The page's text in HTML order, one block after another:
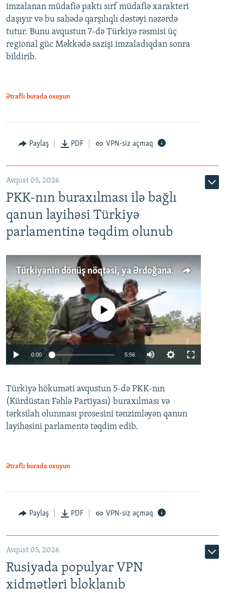
imzalanan müdafiə paktı sırf müdafiə xarakteri
daşıyır və bu sahədə qarşılıqlı dəstəyi nəzərdə
tutur. Bunu avqustun 7-də Türkiyə rəsmisi üç
regional güc Məkkədə sazişi imzaladıqdan sonra
bildirib.
Ətraflı burada oxuyun
Paylaş PDF VPN-siz açmaq
Avqust 05, 2026
PKK-nın buraxılması ilə bağlı
qanun layihəsi Türkiyə
parlamentinə təqdim olunub
Türkiyənin dönüş nöqtəsi, ya Ərdoğana üçüncü şans: PKK ilə qəfil barışıq nə deməkdir?
Auto 240p 360p 480p
720p 1080p
No media source currently available
0:00 5:56
360p
480p
Türkiyə hökuməti avqustun 5-də PKK-nın
(Kürdüstan Fəhlə Partiyası) buraxılması və
tərksilah olunması prosesini tənzimləyən qanun
layihəsini parlamentə təqdim edib.
Ətraflı burada oxuyun
Paylaş PDF VPN-siz açmaq
Avqust 05, 2026
Rusiyada populyar VPN
xidmətləri bloklanıb